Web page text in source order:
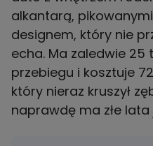
alkantarą,
designem, który nie
echa. Ma zaledwie
przebiegu i kosztuje
który nieraz kruszył
naprawdę ma złe lata